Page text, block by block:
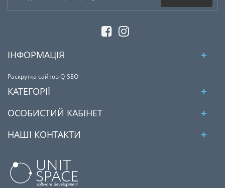
ІНФОРМАЦІЯ
Раскрутка сайтов Q-SEO
КАТЕГОРІЇ
ОСОБИСТИЙ КАБІНЕТ
НАШІ КОНТАКТИ